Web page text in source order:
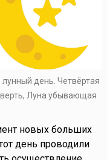
лунный день. Четвёртая
Луна убывающая
новых больших
день проводили